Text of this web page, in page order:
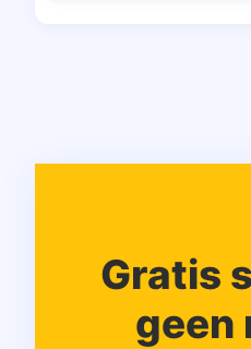
Gratis
geen